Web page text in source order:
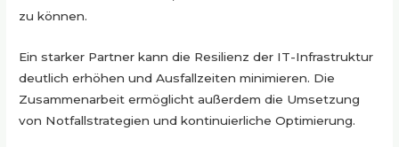
zu können.
Ein starker Partner kann die Resilienz der IT-Infrastruktur
deutlich erhöhen und Ausfallzeiten minimieren. Die
Zusammenarbeit ermöglicht außerdem die Umsetzung
von Notfallstrategien und kontinuierliche Optimierung.